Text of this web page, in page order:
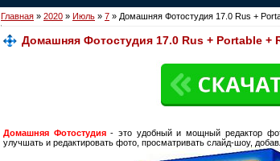
Главная » 2020 » Июль » 7 » Домашняя Фотостудия 17.0 Rus +
Домашняя Фотостудия 17.0 Rus + Portable +
Домашняя Фотостудия- это удобный и мощный редактор
улучшать и редактировать фото, просматривать слайд-шоу,